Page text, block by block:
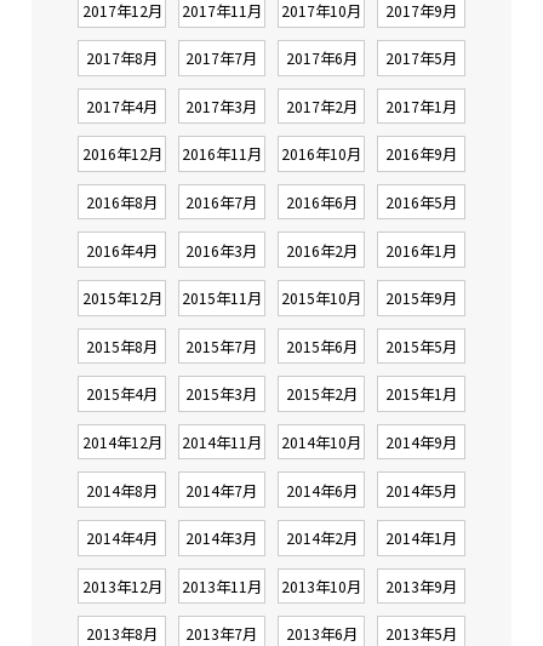
2017年12月 2017年11月 2017年10月 2017年9月
2017年8月 2017年7月 2017年6月 2017年5月
2017年4月 2017年3月 2017年2月 2017年1月
2016年12月 2016年11月 2016年10月 2016年9月
2016年8月 2016年7月 2016年6月 2016年5月
2016年4月 2016年3月 2016年2月 2016年1月
2015年12月 2015年11月 2015年10月 2015年9月
2015年8月 2015年7月 2015年6月 2015年5月
2015年4月 2015年3月 2015年2月 2015年1月
2014年12月 2014年11月 2014年10月 2014年9月
2014年8月 2014年7月 2014年6月 2014年5月
2014年4月 2014年3月 2014年2月 2014年1月
2013年12月 2013年11月 2013年10月 2013年9月
2013年8月 2013年7月 2013年6月 2013年5月